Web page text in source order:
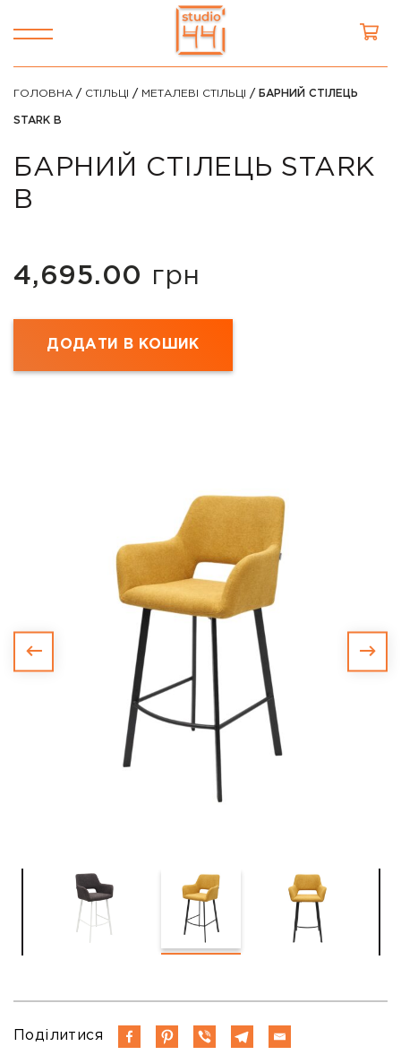
ГОЛОВНА / СТІЛЬЦІ / МЕТАЛЕВІ СТІЛЬЦІ / БАРНИЙ СТІЛЕЦЬ
STARK B
БАРНИЙ СТІЛЕЦЬ STARK
B
4,695.00 грн
ДОДАТИ В КОШИК
Поділитися